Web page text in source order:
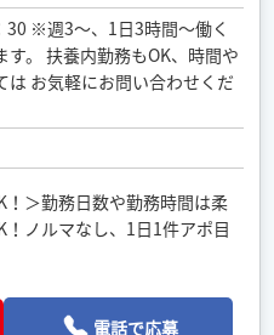
30 ※週3～、1日3時間～働く
す。 扶養内勤務もOK、時間や
は お気軽にお問い合わせくだ
＞勤務日数や勤務時間は柔
ノルマなし、1日1件アポ目
電話で応募